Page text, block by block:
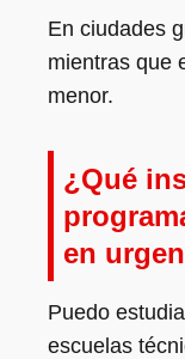
En ciudades
mientras que
menor.
¿Qué
en
Puedo
escuelas